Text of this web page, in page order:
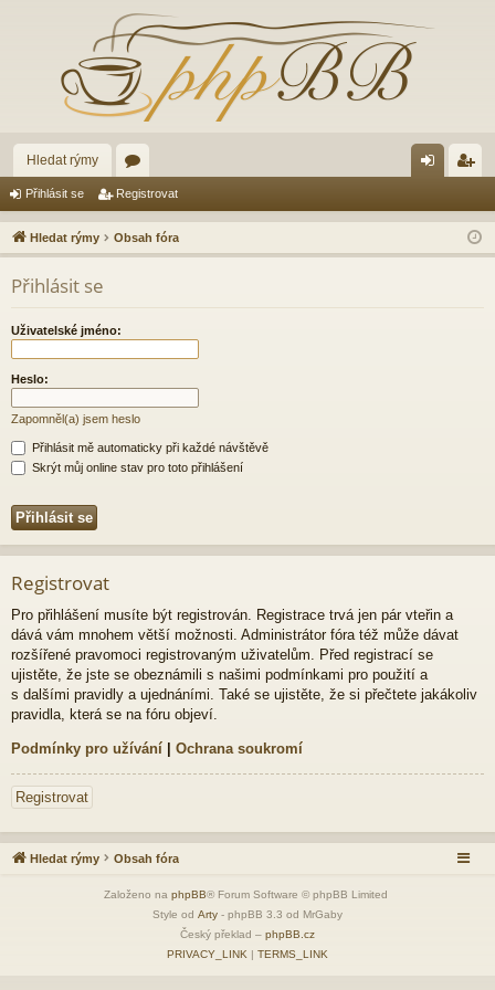
Hledat rýmy
ór
a lá
sit
ist
ro
Přihlásit se Registrovat
Hledat rýmy Obsah fóra
Přihlásit se
Uživatelské jméno:
Heslo:
Zapomněl(a) jsem heslo
Přihlásit mě automaticky při každé návštěvě
Skrýt můj online stav pro toto přihlášení
Registrovat
Pro přihlášení musíte být registrován. Registrace trvá jen pár vteřin a
dává vám mnohem větší možnosti. Administrátor fóra též může dávat
rozšířené pravomoci registrovaným uživatelům. Před registrací se
ujistěte, že jste se obeznámili s našimi podmínkami pro použití a
s dalšími pravidly a ujednáními. Také se ujistěte, že si přečtete jakákoliv
pravidla, která se na fóru objeví.
Podmínky pro užívání | Ochrana soukromí
Registrovat
Hledat rýmy Obsah fóra
Založeno na phpBB® Forum Software © phpBB Limited
Style od Arty - phpBB 3.3 od MrGaby
Český překlad – phpBB.cz
PRIVACY_LINK | TERMS_LINK